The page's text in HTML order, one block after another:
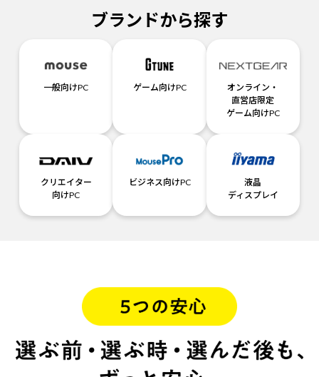
ブランドから探す
一般向けPC ゲーム向けPC
オンライン・
直営店限定
ゲーム向けPC
クリエイター
向けPC
ビジネス向けPC
液晶
ディスプレイ